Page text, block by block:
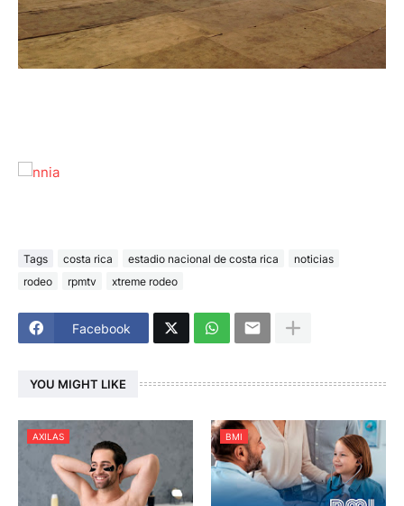
Tags costa rica estadio nacional de costa rica
noticias
rodeo
rpmtv xtreme rodeo
Facebook
YOU MIGHT LIKE
AXILAS BMI